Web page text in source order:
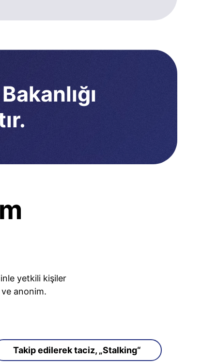
yetkili kişiler
anonim.
Takip edilerek taciz, „Stalking“